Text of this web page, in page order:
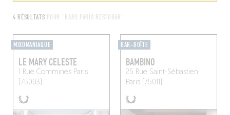
4 RÉSULTATS POUR "BARS PARIS RESTOBAR"
MIXOMANIAQUE
LE MARY CELESTE
1 Rue ComminesParis
(75003)
BAR-BOÎTE
BAMBINO
25 Rue Saint-Sébastien
Paris (75011)